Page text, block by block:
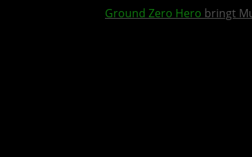
Ground Zero Hero bringt